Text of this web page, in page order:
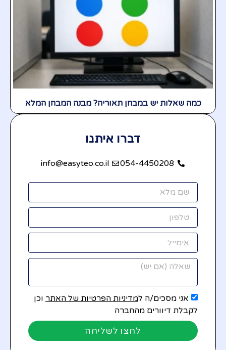
כמה שאלות יש במבחן תאוריה? מבנה המבחן המלא
דברו איתנו
054-4450208
info@easyteo.co.il
אני מסכים/ה למדיניות הפרטיות של האתר וכן
לקבלת דיוורים מהחברה
לחצו לשליחה